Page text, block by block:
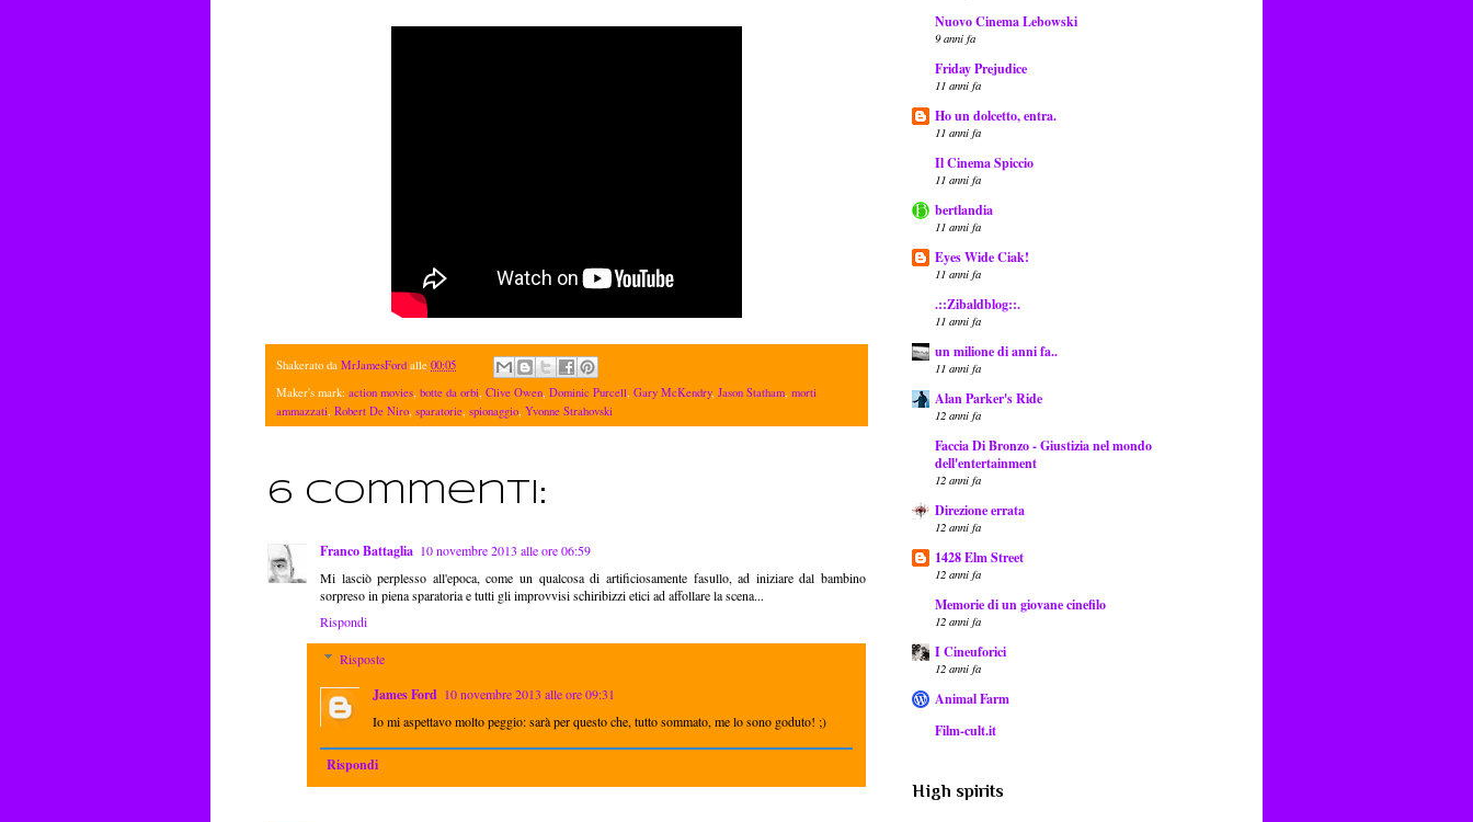
Shakerato da MrJamesFord alle 00:05
Maker's mark: action movies, botte da orbi, Clive Owen, Dominic Purcell, Gary McKendry, Jason Statham, morti
ammazzati, Robert De Niro, sparatorie, spionaggio, Yvonne Strahovski
6 commenti:
Franco Battaglia 10 novembre 2013 alle ore 06:59
Mi lasciò perplesso all'epoca, come un qualcosa di artificiosamente fasullo, ad iniziare dal bambino
sorpreso in piena sparatoria e tutti gli improvvisi schiribizzi etici ad affollare la scena...
Rispondi
Risposte
James Ford 10 novembre 2013 alle ore 09:31
Io mi aspettavo molto peggio: sarà per questo che, tutto sommato, me lo sono goduto! ;)
Rispondi
Nuovo Cinema Lebowski
9 anni fa
Friday Prejudice
11 anni fa
Ho un dolcetto, entra.
11 anni fa
Il Cinema Spiccio
11 anni fa
bertlandia
11 anni fa
Eyes Wide Ciak!
11 anni fa
.::Zibaldblog::.
11 anni fa
un milione di anni fa..
11 anni fa
Alan Parker's Ride
12 anni fa
Faccia Di Bronzo - Giustizia nel mondo
dell'entertainment
12 anni fa
Direzione errata
12 anni fa
1428 Elm Street
12 anni fa
Memorie di un giovane cinefilo
12 anni fa
I Cineuforici
12 anni fa
Animal Farm
Film-cult.it
High spirits